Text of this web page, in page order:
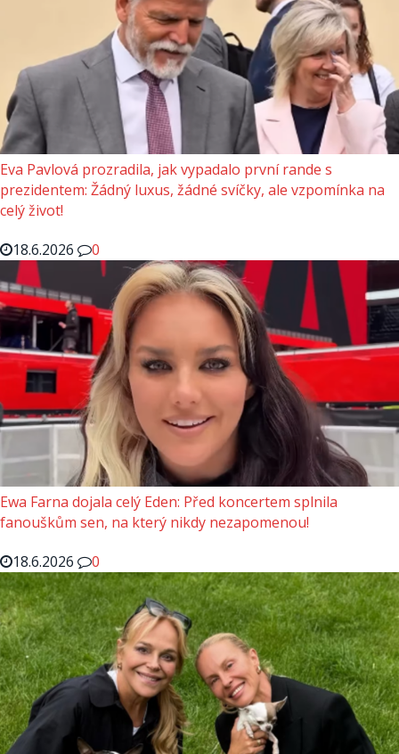
Eva Pavlová prozradila, jak vypadalo první rande s
prezidentem: Žádný luxus, žádné svíčky, ale vzpomínka na
celý život!
18.6.2026
0
Ewa Farna dojala celý Eden: Před koncertem splnila
fanouškům sen, na který nikdy nezapomenou!
18.6.2026
0